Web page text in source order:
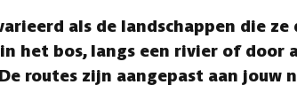
als de landschappen die
het bos, langs een rivier of door
routes zijn aangepast aan jouw